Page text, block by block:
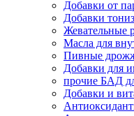
Добавки от
Добавки
Жевательные
Масла для
Пивные
Добавки для
прочие БАД
Добавки и